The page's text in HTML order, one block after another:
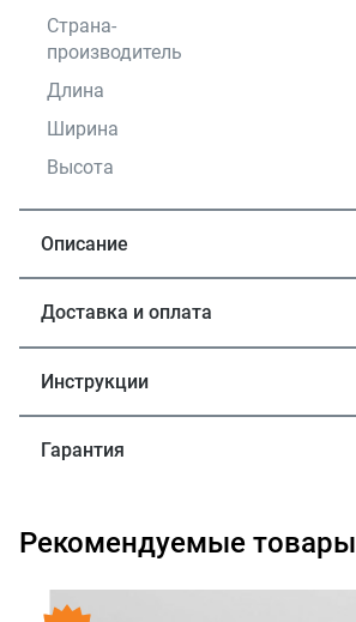
Страна-
производитель
Длина
Ширина
Высота
Описание
Доставка и оплата
Инструкции
Гарантия
Рекомендуемые товары